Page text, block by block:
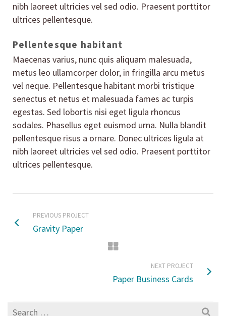
nibh laoreet ultricies vel sed odio. Praesent porttitor
ultrices pellentesque.
Pellentesque habitant
Maecenas varius, nunc quis aliquam malesuada,
metus leo ullamcorper dolor, in fringilla arcu metus
vel neque. Pellentesque habitant morbi tristique
senectus et netus et malesuada fames ac turpis
egestas. Sed lobortis nisi eget ligula rhoncus
sodales. Phasellus eget euismod urna. Nulla blandit
pellentesque risus a ornare. Donec ultrices ligula at
nibh laoreet ultricies vel sed odio. Praesent porttitor
ultrices pellentesque.
PREVIOUS PROJECT
Gravity Paper
NEXT PROJECT
Paper Business Cards
Search